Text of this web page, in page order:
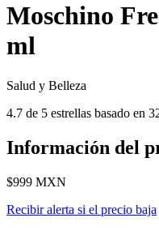
Moschino
ml
Salud y Belleza
4.7 de 5 estrellas basado en
Información del
$999 MXN
Recibir alerta si el precio baja